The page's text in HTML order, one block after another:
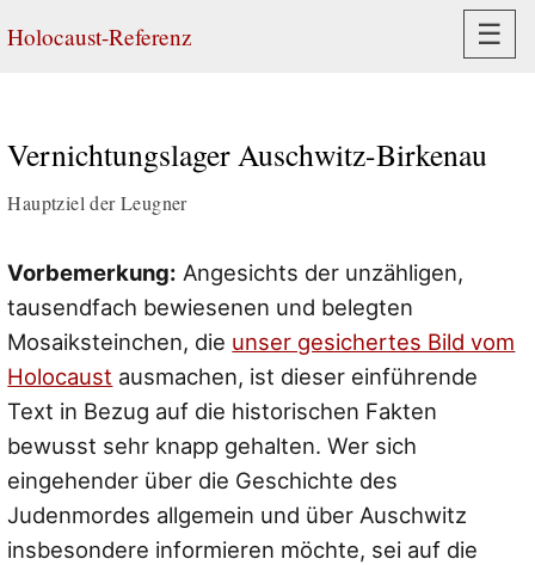
Holocaust-Referenz ☰
Vernichtungslager Auschwitz-Birkenau
Hauptziel der Leugner
Vorbemerkung: Angesichts der unzähligen,
tausendfach bewiesenen und belegten
Mosaiksteinchen, die unser gesichertes Bild vom
Holocaust ausmachen, ist dieser einführende
Text in Bezug auf die historischen Fakten
bewusst sehr knapp gehalten. Wer sich
eingehender über die Geschichte des
Judenmordes allgemein und über Auschwitz
insbesondere informieren möchte, sei auf die